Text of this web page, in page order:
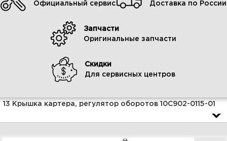
1 Фильтр воздушный,
глушитель 10C902-0115-01
Официальный сервис
Доставка по России
Запчасти
Оригинальные запчасти
Скидки
Для сервисных центров
13 Крышка картера, регулятор оборотов 10C902-0115-01